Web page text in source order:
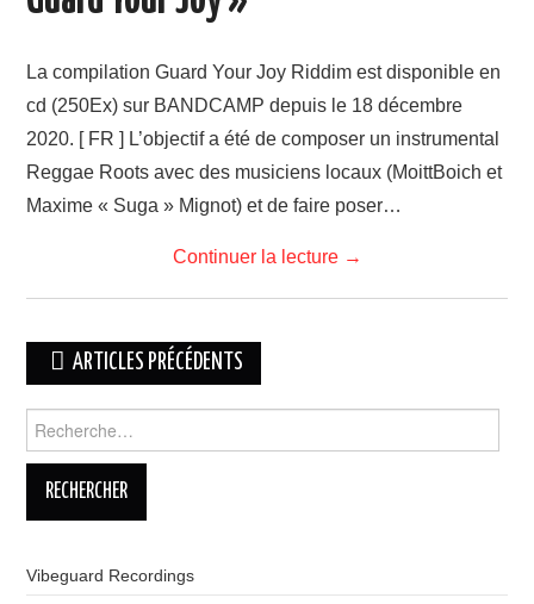
La compilation Guard Your Joy Riddim est disponible en
cd (250Ex) sur BANDCAMP depuis le 18 décembre
2020. [ FR ] L’objectif a été de composer un instrumental
Reggae Roots avec des musiciens locaux (MoittBoich et
Maxime « Suga » Mignot) et de faire poser…
Continuer la lecture →
Navigation
des
articles
ARTICLES PRÉCÉDENTS
Vibeguard Recordings